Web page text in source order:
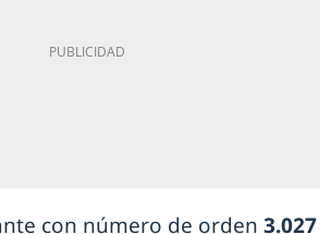
con número de orden 3.027